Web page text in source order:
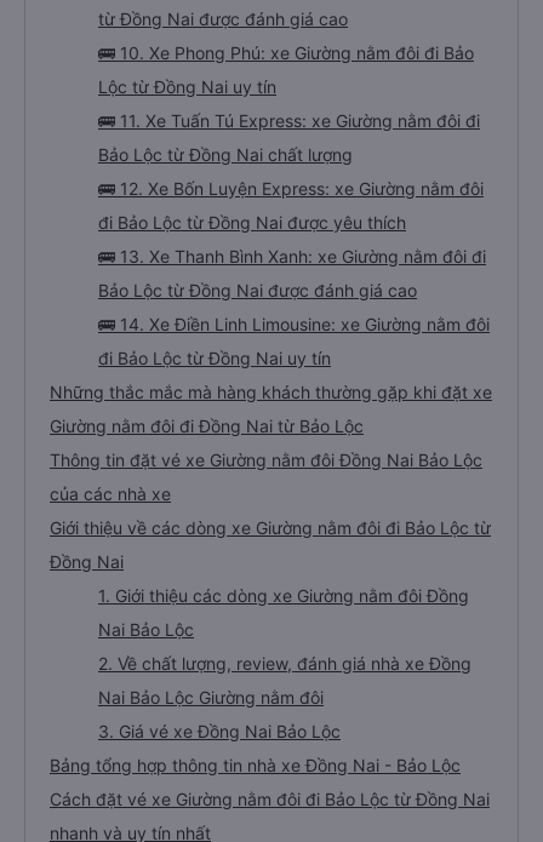
từ Đồng Nai được đánh giá cao
🚌 10. Xe Phong Phú: xe Giường nằm đôi đi Bảo
Lộc từ Đồng Nai uy tín
🚌 11. Xe Tuấn Tú Express: xe Giường nằm đôi đi
Bảo Lộc từ Đồng Nai chất lượng
🚌 12. Xe Bốn Luyện Express: xe Giường nằm đôi
đi Bảo Lộc từ Đồng Nai được yêu thích
🚌 13. Xe Thanh Bình Xanh: xe Giường nằm đôi đi
Bảo Lộc từ Đồng Nai được đánh giá cao
🚌 14. Xe Điền Linh Limousine: xe Giường nằm đôi
đi Bảo Lộc từ Đồng Nai uy tín
Những thắc mắc mà hàng khách thường gặp khi đặt xe
Giường nằm đôi đi Đồng Nai từ Bảo Lộc
Thông tin đặt vé xe Giường nằm đôi Đồng Nai Bảo Lộc
của các nhà xe
Giới thiệu về các dòng xe Giường nằm đôi đi Bảo Lộc từ
Đồng Nai
1. Giới thiệu các dòng xe Giường nằm đôi Đồng
Nai Bảo Lộc
2. Về chất lượng, review, đánh giá nhà xe Đồng
Nai Bảo Lộc Giường nằm đôi
3. Giá vé xe Đồng Nai Bảo Lộc
Bảng tổng hợp thông tin nhà xe Đồng Nai - Bảo Lộc
Cách đặt vé xe Giường nằm đôi đi Bảo Lộc từ Đồng Nai
nhanh và uy tín nhất